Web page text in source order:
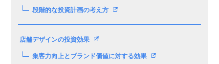
段階的な投資計画の考え方
店舗デザインの投資効果
集客力向上とブランド価値に対する効果